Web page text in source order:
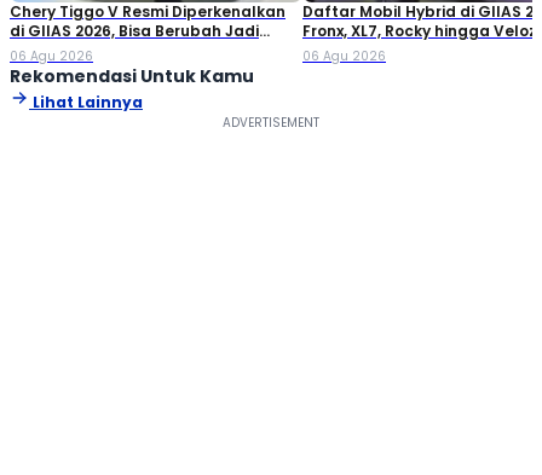
Chery Tiggo V Resmi Diperkenalkan
di GIIAS 2026, Bisa Berubah Jadi
Double Cabin
06 Agu 2026
Daftar Mobil Hybrid di GIIAS
Fronx, XL7, Rocky hingga Veloz!
06 Agu 2026
Rekomendasi Untuk Kamu
Lihat Lainnya